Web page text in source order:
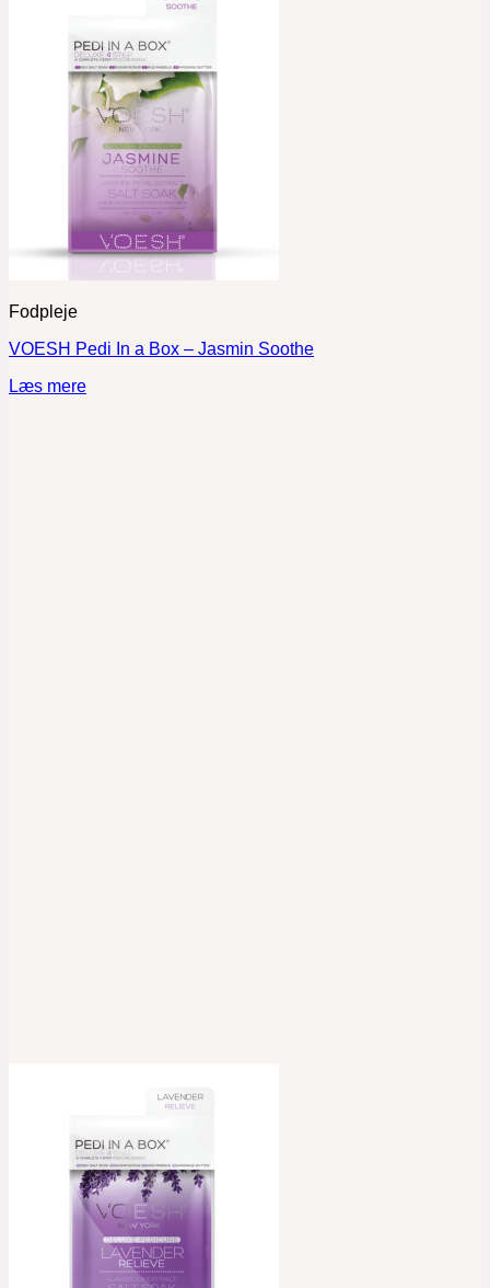
Fodpleje
VOESH Pedi In a Box – Jasmin Soothe
Læs mere